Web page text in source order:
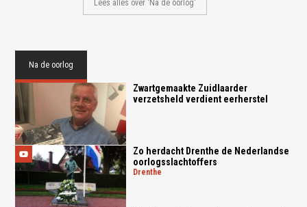
Lees alles over 'Na de oorlog'
Na de oorlog
Zwartgemaakte Zuidlaarder
verzetsheld verdient eerherstel
Zo herdacht Drenthe de Nederlandse
oorlogsslachtoffers
drenthe